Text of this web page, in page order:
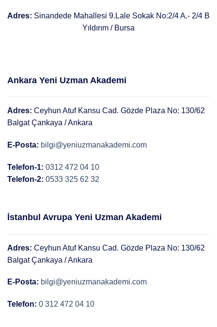
Adres: Sinandede Mahallesi 9.Lale Sokak No:2/4 A.- 2/4 B
Yıldırım / Bursa
Ankara Yeni Uzman Akademi
Adres: Ceyhun Atuf Kansu Cad. Gözde Plaza No: 130/62
Balgat Çankaya / Ankara
E-Posta: bilgi@yeniuzmanakademi.com
Telefon-1: 0312 472 04 10
Telefon-2: 0533 325 62 32
İstanbul Avrupa Yeni Uzman Akademi
Adres: Ceyhun Atuf Kansu Cad. Gözde Plaza No: 130/62
Balgat Çankaya / Ankara
E-Posta: bilgi@yeniuzmanakademi.com
Telefon: 0 312 472 04 10